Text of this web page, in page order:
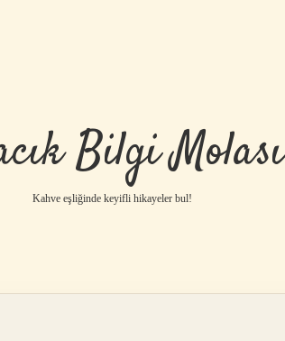
Bilgi Molası
Kahve eşliğinde keyifli hikayeler bul!